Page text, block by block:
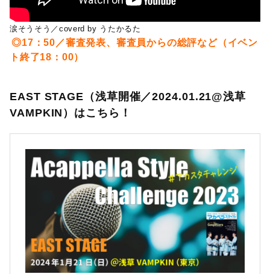
涙そうそう／coverd by うたかるた
◎17：50／審査発表、審査員からの総評など（イベン
ト終了18：00）
EAST STAGE（浅草開催／2024.01.21@浅草
VAMPKIN）はこちら！